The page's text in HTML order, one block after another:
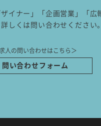
イナー」「企画営業」「広
しくは問い合わせください。
人の問い合わせはこちら＞
問い合わせフォーム
ら